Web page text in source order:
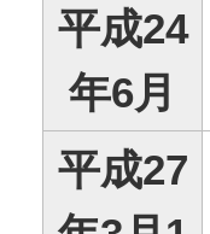
平成24
年6月
平成27